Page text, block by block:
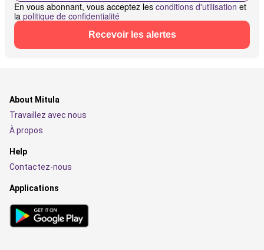
En vous abonnant, vous acceptez les conditions d'utilisation et
la politique de confidentialité
Recevoir les alertes
About Mitula
Travaillez avec nous
À propos
Help
Contactez-nous
Applications